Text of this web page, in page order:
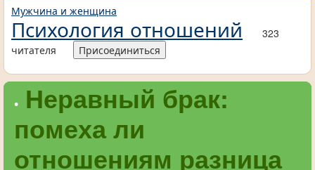
Мужчина и женщина
Психология отношений
323
читателя
Присоединиться
• Неравный брак:
помеха ли
отношениям разница